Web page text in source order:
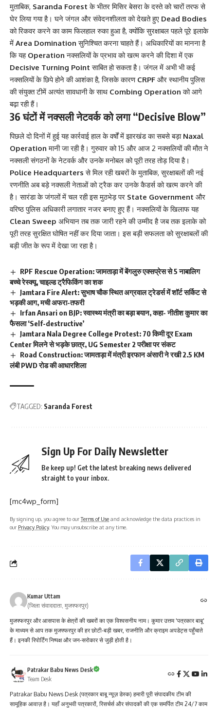
मुताबिक, Saranda Forest के भीतर मिसिर बेसरा के दस्ते को चारों तरफ से
घेर लिया गया है। घने जंगल और संवेदनशीलता को देखते हुए Dead Bodies
को रिकवर करने का काम फिलहाल रुका हुआ है, क्योंकि सुरक्षाबल पहले पूरे इलाके
में Area Domination सुनिश्चित करना चाहते हैं। अधिकारियों का मानना है
कि यह Operation नक्सलियों के प्रभाव को खत्म करने की दिशा में एक
Decisive Turning Point साबित हो सकता है। जंगल में अभी भी कई
नक्सलियों के छिपे होने की आशंका है, जिसके कारण CRPF और स्थानीय पुलिस
की संयुक्त टीमें अत्यंत सावधानी के साथ Combing Operation को आगे
बढ़ा रही हैं।
36 घंटों में नक्सली नेटवर्क को लगा “Decisive Blow”
पिछले दो दिनों में हुई यह कार्रवाई हाल के वर्षों में झारखंड का सबसे बड़ा Naxal
Operation मानी जा रही है। गुरुवार को 15 और आज 2 नक्सलियों की मौत ने
नक्सली संगठनों के नेटवर्क और उनके मनोबल को पूरी तरह तोड़ दिया है।
Police Headquarters से मिल रही खबरों के मुताबिक, सुरक्षाबलों की नई
रणनीति अब बड़े नक्सली नेताओं को ट्रैक कर उनके कैडर्स को खत्म करने की
है। सारंडा के जंगलों में चल रही इस मुठभेड़ पर State Government और
वरिष्ठ पुलिस अधिकारी लगातार नजर बनाए हुए हैं। नक्सलियों के खिलाफ यह
Clean Sweep अभियान तब तक जारी रहने की उम्मीद है जब तक इलाके को
पूरी तरह सुरक्षित घोषित नहीं कर दिया जाता। इस बड़ी सफलता को सुरक्षाबलों की
बड़ी जीत के रूप में देखा जा रहा है।
RPF Rescue Operation: जामताड़ा में बेंगलुरु एक्सप्रेस से 5 नाबालिग
बच्चे रेस्क्यू, चाइल्ड ट्रैफिकिंग का शक
Jamtara Fire Alert: सुभाष चौक स्थित अग्रवाल ट्रेडर्स में शॉर्ट सर्किट से
भड़की आग, मची अफरा-तफरी
Irfan Ansari on BJP: स्वास्थ्य मंत्री का बड़ा बयान, कहा- नीतीश कुमार का
फैसला ‘Self-destructive’
Jamtara Nala Degree College Protest: 70 किमी दूर Exam
Center मिलने से भड़के छात्र, UG Semester 2 परीक्षा पर संकट
Road Construction: जामताड़ा में मंत्री इरफान अंसारी ने रखी 2.5 KM
लंबी PWD रोड की आधारशिला
TAGGED: Saranda Forest
Sign Up For Daily Newsletter
Be keep up! Get the latest breaking news delivered
straight to your inbox.
[mc4wp_form]
By signing up, you agree to ourTerms of Use and acknowledge the data practices in
our Privacy Policy. You may unsubscribe at any time.
Kumar Uttam
(जिला संवाददाता, मुजफ्फरपुर)
मुजफ्फरपुर और आसपास के क्षेत्रों की खबरों का एक विश्वसनीय नाम। कुमार उत्तम 'पत्रकार बाबू'
के माध्यम से आप तक मुजफ्फरपुर की हर छोटी-बड़ी खबर, राजनीति और क्राइम अपडेट्स पहुँचाते
हैं। इनकी रिपोर्टिंग निष्पक्ष और जन-सरोकार से जुड़ी होती है।
Patrakar Babu News Desk
Team Desk
Patrakar Babu News Desk (पत्रकार बाबू न्यूज़ डेस्क) हमारी पूरी संपादकीय टीम की
सामूहिक आवाज़ है। यहाँ अनुभवी पत्रकारों, रिसर्चर्स और संपादकों की एक समर्पित टीम 24/7 काम